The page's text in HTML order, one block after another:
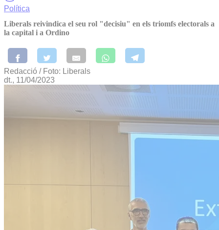
Política
Liberals reivindica el seu rol "decisiu" en els triomfs electorals a
la capital i a Ordino
Redacció / Foto: Liberals
dt., 11/04/2023